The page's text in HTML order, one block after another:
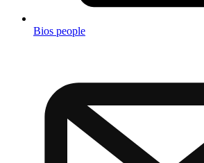
Bios people